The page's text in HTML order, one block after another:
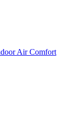
Air Comfort